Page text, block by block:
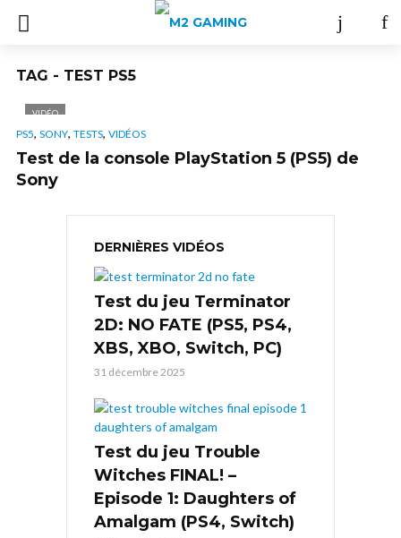
TAG - TEST PS5
VIDÉO
PS5, SONY, TESTS, VIDÉOS
Test de la console PlayStation 5 (PS5) de
Sony
DERNIÈRES VIDÉOS
Test du jeu Terminator
2D: NO FATE (PS5, PS4,
XBS, XBO, Switch, PC)
31 décembre 2025
Test du jeu Trouble
Witches FINAL! –
Episode 1: Daughters of
Amalgam (PS4, Switch)